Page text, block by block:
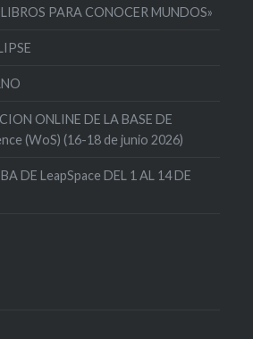
PARA CONOCER MUNDOS»
ONLINE DE LA BASE DE
(WoS) (16-18 de junio 2026)
DE LeapSpace DEL 1 AL 14 DE